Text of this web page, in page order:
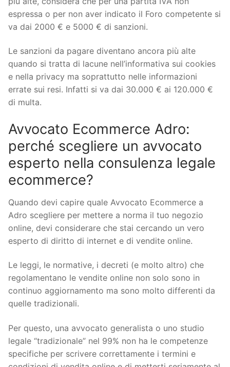
espressa o per non aver indicato il Foro competente si
va dai 2000 € e 5000 € di sanzioni.
Le sanzioni da pagare diventano ancora più alte
quando si tratta di lacune nell’informativa sui cookies
e nella privacy ma soprattutto nelle informazioni
errate sui resi. Infatti si va dai 30.000 € ai 120.000 €
di multa.
Avvocato Ecommerce Adro:
perché scegliere un avvocato
esperto nella consulenza legale
ecommerce?
Quando devi capire quale Avvocato Ecommerce a
Adro scegliere per mettere a norma il tuo negozio
online, devi considerare che stai cercando un vero
esperto di diritto di internet e di vendite online.
Le leggi, le normative, i decreti (e molto altro) che
regolamentano le vendite online non solo sono in
continuo aggiornamento ma sono molto differenti da
quelle tradizionali.
Per questo, una avvocato generalista o uno studio
legale “tradizionale” nel 99% non ha le competenze
specifiche per scrivere correttamente i termini e